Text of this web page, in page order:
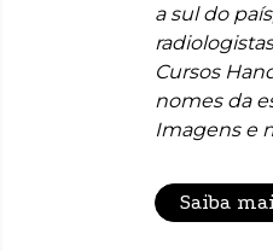
a sul do
Cursos
nomes da
Imagens e
Saiba